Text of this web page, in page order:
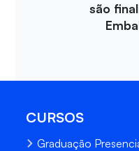
são
CURSOS
Graduação